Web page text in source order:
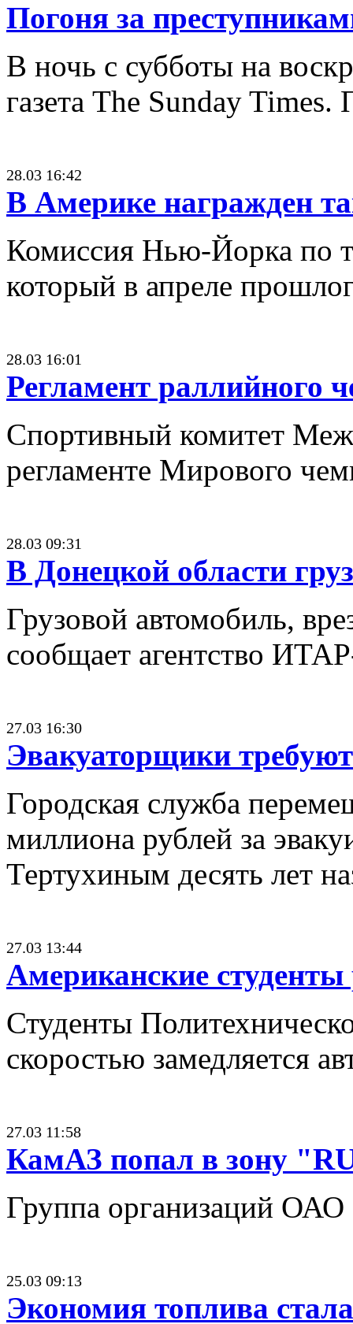
Погоня за
В ночь с субботы на
газета The Sunday
28.03 16:42
В Америке награжден
Комиссия Нью-Йорка по
который в апреле
28.03 16:01
Регламент раллийного
Спортивный комитет
регламенте Мирового
28.03 09:31
В Донецкой области
Грузовой автомобиль,
сообщает агентство
27.03 16:30
Эвакуаторщики
Городская служба
миллиона рублей за
Тертухиным десять лет
27.03 13:44
Американские
Студенты
скоростью замедляется
27.03 11:58
КамАЗ попал в зону
Группа организаций
25.03 09:13
Экономия топлива